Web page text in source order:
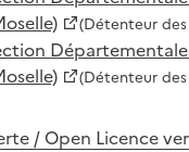
(Détenteur
(Détenteur
/ Open Licence